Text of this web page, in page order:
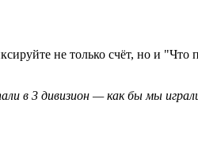
не только счёт, но и
в 3 дивизион — как бы мы